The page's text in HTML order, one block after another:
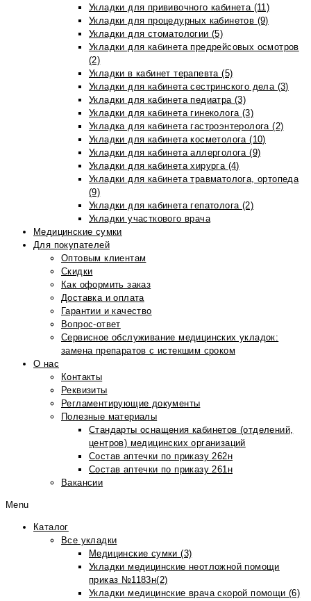
Укладки для прививочного кабинета (11)
Укладки для процедурных кабинетов (9)
Укладки для стоматологии (5)
Укладки для кабинета предрейсовых осмотров
(2)
Укладки в кабинет терапевта (5)
Укладки для кабинета сестринского дела (3)
Укладки для кабинета педиатра (3)
Укладки для кабинета гинеколога (3)
Укладка для кабинета гастроэнтеролога (2)
Укладки для кабинета косметолога (10)
Укладки для кабинета аллерголога (9)
Укладки для кабинета хирурга (4)
Укладки для кабинета травматолога, ортопеда
(9)
Укладки для кабинета гепатолога (2)
Укладки участкового врача
Медицинские сумки
Для покупателей
Оптовым клиентам
Скидки
Как оформить заказ
Доставка и оплата
Гарантии и качество
Вопрос-ответ
Сервисное обслуживание медицинских укладок:
замена препаратов с истекшим сроком
О нас
Контакты
Реквизиты
Регламентирующие документы
Полезные материалы
Стандарты оснащения кабинетов (отделений,
центров) медицинских организаций
Состав аптечки по приказу 262н
Состав аптечки по приказу 261н
Вакансии
Menu
Каталог
Все укладки
Медицинские сумки (3)
Укладки медицинские неотложной помощи
приказ №1183н(2)
Укладки медицинские врача скорой помощи (6)